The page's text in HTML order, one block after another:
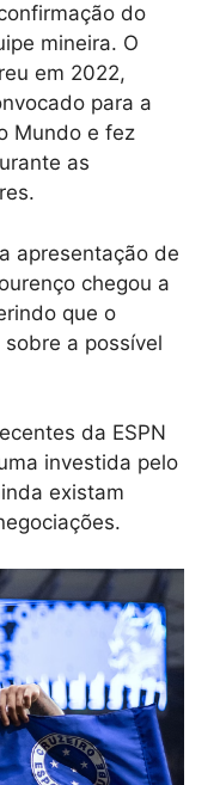
do
mineira. O
em 2022,
para a
Mundo e fez
as
apresentação de
chegou a
que o
a possível
da ESPN
investida pelo
existam